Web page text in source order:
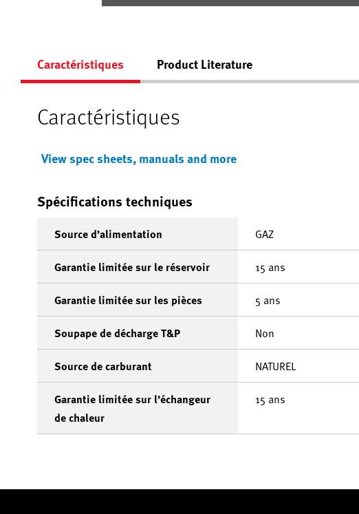
Caractéristiques Product Literature
Caractéristiques
View spec sheets, manuals and more
Spécifications techniques
Source d’alimentation GAZ
Garantie limitée sur le réservoir 15 ans
Garantie limitée sur les pièces 5 ans
Soupape de décharge T&P Non
Source de carburant NATUREL
Garantie limitée sur l’échangeur
de chaleur
15 ans